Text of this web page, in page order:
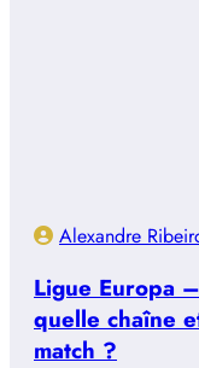
Alexandre
Ligue Europa
quelle chaîne
match ?